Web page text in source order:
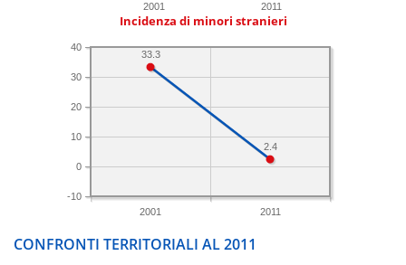
2001 2011
Incidenza di minori stranieri
2001 2011
-10
0
10
20
30
40
2.4
33.3
CONFRONTI TERRITORIALI AL 2011